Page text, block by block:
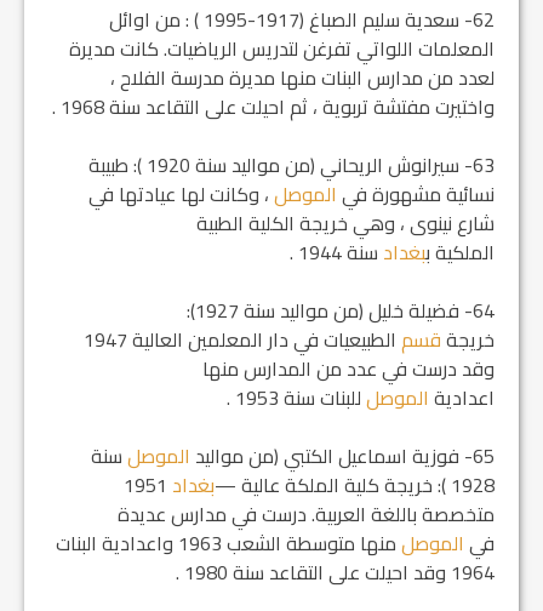
62- سعدية سليم الصباغ (1917-1995 ) : من اوائل
المعلمات اللواتي تفرغن لتدريس الرياضيات. كانت مديرة
لعدد من مدارس البنات منها مديرة مدرسة الفلاح ،
واختيرت مفتشة تربوية ، ثم احيلت على التقاعد سنة 1968 .
63- سيرانوش الريحاني (من مواليد سنة 1920 ): طبيبة
نسائية مشهورة في الموصل، وكانت لها عيادتها في
شارع نينوى ، وهي خريجة الكلية الطبية
الملكية ب‍بغداد سنة 1944 .
64- فضيلة خليل (من مواليد سنة 1927):
خريجةقسم
الطبيعيات في دار المعلمين العالية 1947
وقد درست في عدد من المدارس منها
اعدادية الموصلللبنات سنة 1953 .
65- فوزية اسماعيل الكتبي (من مواليد
الموصلسنة
1928 ): خريجة كلية الملكة عالية —
بغداد 1951
متخصصة باللغة العربية. درست في مدارس عديدة
في الموصل
منها متوسطة الشعب 1963 واعدادية البنات
1964 وقد احيلت على التقاعد سنة 1980 .